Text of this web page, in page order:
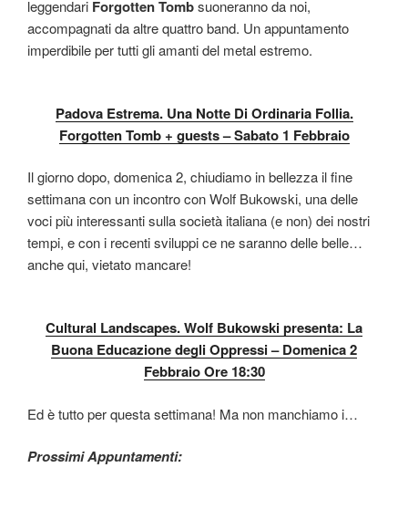
leggendari Forgotten Tombsuoneranno da noi,
accompagnati da altre quattro band. Un appuntamento
imperdibile per tutti gli amanti del metal estremo.
Padova Estrema. Una Notte Di Ordinaria Follia.
Forgotten Tomb + guests – Sabato 1 Febbraio
Il giorno dopo, domenica 2, chiudiamo in bellezza il fine
settimana con un incontro con Wolf Bukowski, una delle
voci più interessanti sulla società italiana (e non) dei nostri
tempi, e con i recenti sviluppi ce ne saranno delle belle…
anche qui, vietato mancare!
Cultural Landscapes. Wolf Bukowski presenta: La
Buona Educazione degli Oppressi – Domenica 2
Febbraio Ore 18:30
Ed è tutto per questa settimana! Ma non manchiamo i…
Prossimi Appuntamenti: